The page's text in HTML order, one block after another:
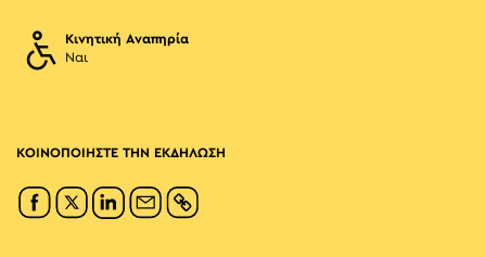
Κινητική Αναπηρία
Ναι
ΚΟΙΝΟΠΟΙΗΣΤΕ ΤΗΝ ΕΚΔΗΛΩΣΗ